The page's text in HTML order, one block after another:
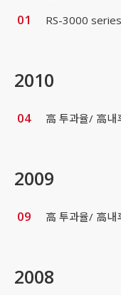
01 RS-3000
2010
04 高 투과율/ 高내
2009
09 高 투과율/ 高내
2008